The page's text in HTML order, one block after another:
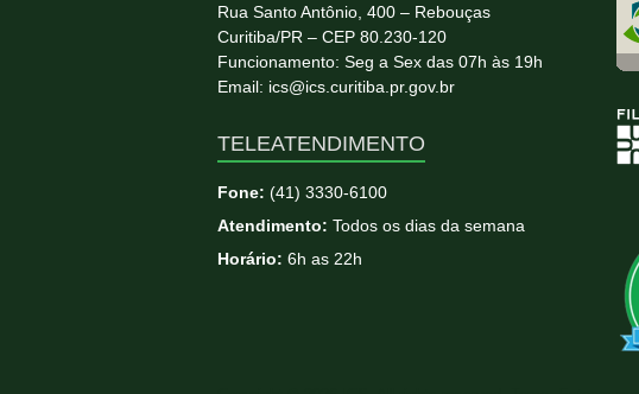
Rua Santo Antônio, 400 – Rebouças
Curitiba/PR – CEP 80.230-120
Funcionamento: Seg a Sex das 07h às 19h
Email: ics@ics.curitiba.pr.gov.br
TELEATENDIMENTO
Fone: (41) 3330-6100
Atendimento: Todos os dias da semana
Horário: 6h as 22h